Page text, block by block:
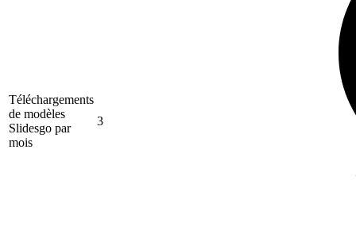
Téléchargements
de modèles
Slidesgo par
mois
3